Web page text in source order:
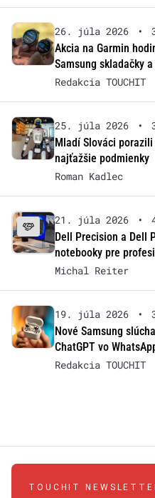
26. júla 2026 •
Akcia na Garmin
Samsung skladačky
Redakcia TOUCHIT
25. júla 2026 •
Mladí Slováci
najťažšie podmienky
Roman Kadlec
21. júla 2026 •
Dell Precision a Dell
notebooky pre
Michal Reiter
19. júla 2026 •
Nové Samsung
ChatGPT vo
Redakcia TOUCHIT
TOUCHIT